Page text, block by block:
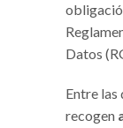
Datos
Entre las
recogen